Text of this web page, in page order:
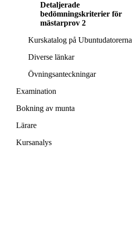
Detaljerade
bedömningskriterier för
mästarprov 2
Kurskatalog på Ubuntudatorerna
Diverse länkar
Övningsanteckningar
Examination
Bokning av munta
Lärare
Kursanalys